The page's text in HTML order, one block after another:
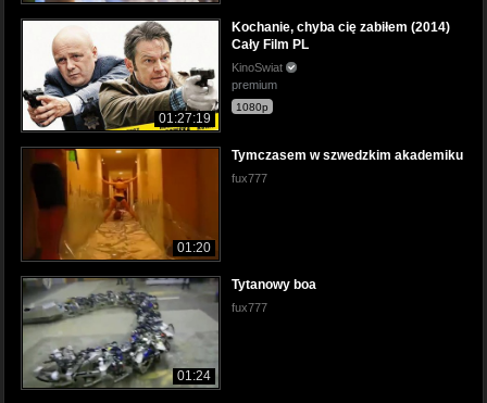
01:27:19
Kochanie, chyba cię zabiłem (2014)
Cały Film PL
KinoSwiat
premium
1080p
01:20
Tymczasem w szwedzkim akademiku
fux777
01:24
Tytanowy boa
fux777